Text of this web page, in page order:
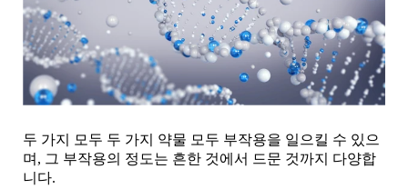
두 가지 모두 두 가지 약물 모두 부작용을 일으킬 수 있으
며, 그 부작용의 정도는 흔한 것에서 드문 것까지 다양합
니다.